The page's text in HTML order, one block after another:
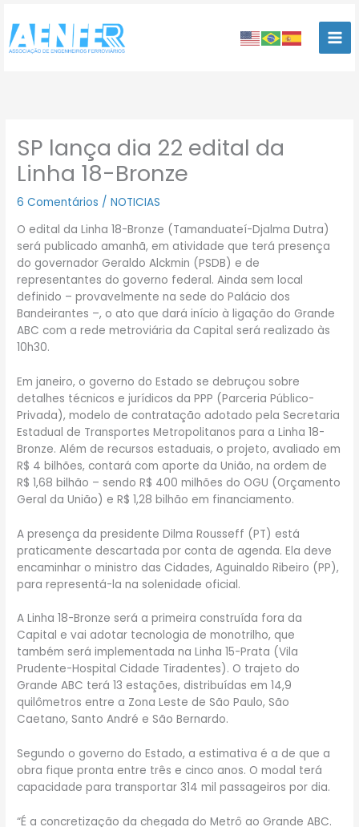
para
conteúdo
SP lança dia 22 edital da
Linha 18-Bronze
6 Comentários /NOTICIAS
O edital da Linha 18-Bronze (Tamanduateí-Djalma Dutra)
será publicado amanhã, em atividade que terá presença
do governador Geraldo Alckmin (PSDB) e de
representantes do governo federal. Ainda sem local
definido – provavelmente na sede do Palácio dos
Bandeirantes –, o ato que dará início à ligação do Grande
ABC com a rede metroviária da Capital será realizado às
10h30.
Em janeiro, o governo do Estado se debruçou sobre
detalhes técnicos e jurídicos da PPP (Parceria Público-
Privada), modelo de contratação adotado pela Secretaria
Estadual de Transportes Metropolitanos para a Linha 18-
Bronze. Além de recursos estaduais, o projeto, avaliado em
R$ 4 bilhões, contará com aporte da União, na ordem de
R$ 1,68 bilhão – sendo R$ 400 milhões do OGU (Orçamento
Geral da União) e R$ 1,28 bilhão em financiamento.
A presença da presidente Dilma Rousseff (PT) está
praticamente descartada por conta de agenda. Ela deve
encaminhar o ministro das Cidades, Aguinaldo Ribeiro (PP),
para representá-la na solenidade oficial.
A Linha 18-Bronze será a primeira construída fora da
Capital e vai adotar tecnologia de monotrilho, que
também será implementada na Linha 15-Prata (Vila
Prudente-Hospital Cidade Tiradentes). O trajeto do
Grande ABC terá 13 estações, distribuídas em 14,9
quilômetros entre a Zona Leste de São Paulo, São
Caetano, Santo André e São Bernardo.
Segundo o governo do Estado, a estimativa é a de que a
obra fique pronta entre três e cinco anos. O modal terá
capacidade para transportar 314 mil passageiros por dia.
“É a concretização da chegada do Metrô ao Grande ABC.